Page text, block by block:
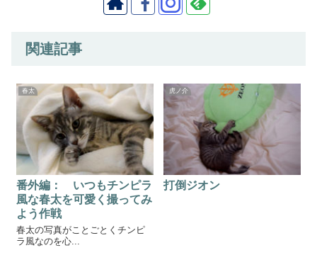
関連記事
春太
番外編： いつもチンピラ
風な春太を可愛く撮ってみ
よう作戦
春太の写真がことごとくチンピ
ラ風なのを心...
虎ノ介
打倒ジオン